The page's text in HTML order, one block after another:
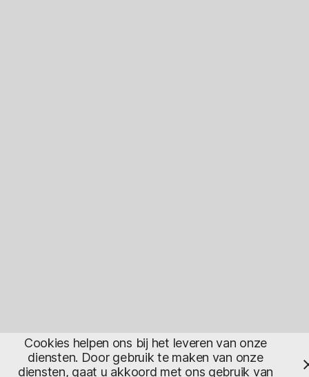
Cookies helpen ons bij het leveren van onze
diensten. Door gebruik te maken van onze
diensten, gaat u akkoord met ons gebruik van